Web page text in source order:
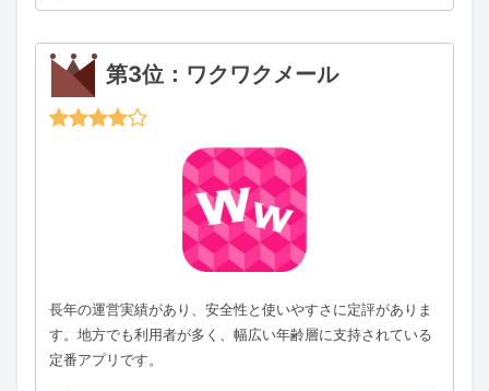
第3位：ワクワクメール
長年の運営実績があり、安全性と使いやすさに定評がありま
す。地方でも利用者が多く、幅広い年齢層に支持されている
定番アプリです。